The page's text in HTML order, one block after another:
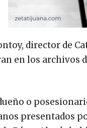
director de
en los archivos
o
presentados